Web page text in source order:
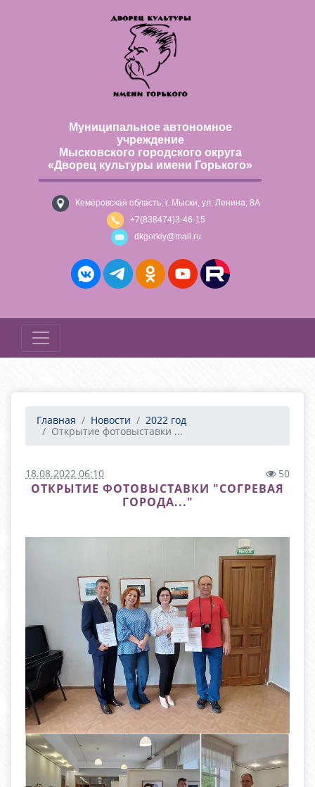
Муниципальное автономное
учреждение
Мысковского городского округа
«Дворец культуры имени Горького»
Кемеровская область, г. Мыски, ул. Ленина, 8А
+7(838474)3-46-15
dkgorkiy@mail.ru
Главная Новости
2022 год
Открытие фотовыставки ...
18.08.2022 06:10 50
ОТКРЫТИЕ ФОТОВЫСТАВКИ "СОГРЕВАЯ
ГОРОДА..."